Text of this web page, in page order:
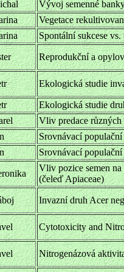
Vývoj semenné
Vegetace
Spontální sukcese
Reprodukční a
Ekologická studie
Ekologická studie
Vliv predace
Srovnávací
Srovnávací
Vliv pozice semen na
(čeleď Apiaceae)
Invazní druh Acer
Cytotoxicity and
Nitrogenázová